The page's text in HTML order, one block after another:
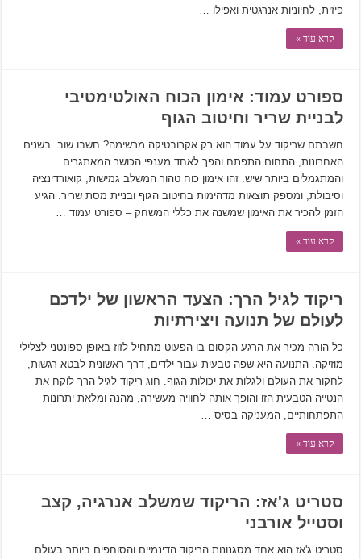
פיזית, לחיוניות אנרגטית ואפילו …
קרא עוד »
ספורט עמוד: אימון הכוח האולטימטיבי
לבניית שריר וחיטוב הגוף
חשבתם שריקוד על עמוד הוא רק אקרובטיקה מרשימה? חשבו שוב. בשנים
האחרונות, התחום התפתח והפך לאחד מענפי הכושר המאתגרים
והמתגמלים ביותר שיש. זהו אימון כוח טהור המשלב גמישות, קואורדינציה
וסיבולת, ומספק תוצאות מדהימות בחיטוב הגוף ובניית מסת שריר. הגיע
הזמן להכיר את האימון שמשנה את כללי המשחק – ספורט עמוד …
קרא עוד »
ריקוד לגיל הרך: הצעד הראשון של ילדכם
לעולם של תנועה ויצירתיות
כל הורה מכיר את הרגע הקסום בו הפעוט מתחיל לזוז באופן ספונטני לצלילי
מוזיקה. התנועה היא שפה טבעית עבור ילדים, דרך ראשונית לבטא רגשות,
לחקור את העולם ולגלות את יכולות הגוף. חוג ריקוד לגיל הרך לוקח את
הנטייה הטבעית הזו והופך אותה לחוויה מעשירה, מהנה ומלאת יתרונות
התפתחותיים, המעניקה בסיס …
קרא עוד »
סטריט ג'אז: הריקוד שמשלב אנרגיה, קצב
וסטייל אורבני
סטריט ג'אז הוא אחד מסגנונות הריקוד הדינמיים והסוחפים ביותר בעולם